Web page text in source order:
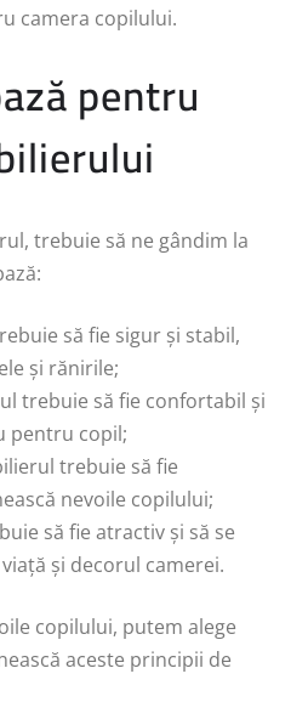
camera copilului.
pentru
trebuie să ne gândim la
să fie sigur și stabil,
și rănirile;
trebuie să fie confortabil și
pentru copil;
trebuie să fie
nevoile copilului;
să fie atractiv și să se
și decorul camerei.
copilului, putem alege
aceste principii de